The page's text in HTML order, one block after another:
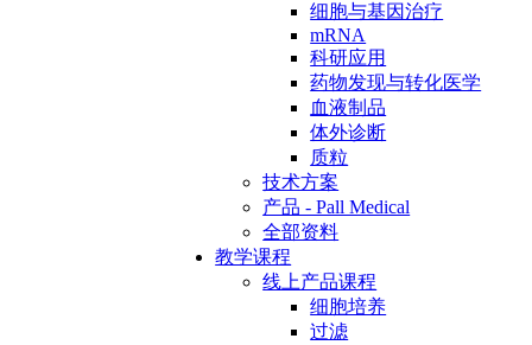
细胞与基因治疗
mRNA
科研应用
药物发现与转化医学
血液制品
体外诊断
质粒
技术方案
产品 - Pall Medical
全部资料
教学课程
线上产品课程
细胞培养
过滤